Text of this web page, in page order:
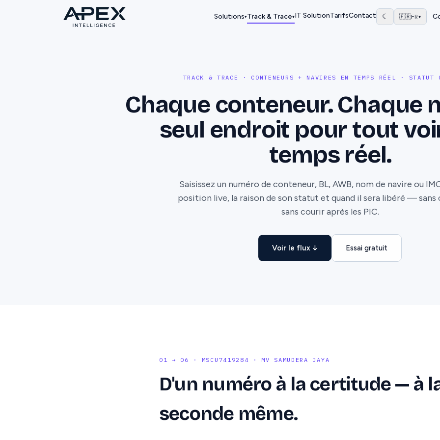
Solutions▾Track & Trace▾IT SolutionTarifsContact ☾ 🇫🇷FR▾
TRACK & TRACE · CONTENEURS + NAVIRES EN TEMPS RÉEL ·
Chaque conteneur. Chaque
seul endroit pour tout
temps réel.
Saisissez un numéro de conteneur, BL, AWB, nom de navire ou
position live, la raison de son statut et quand il sera libéré — sans
sans courir après les PIC.
Voir le flux ↓ Essai gratuit
01 → 06 · MSCU7419284 · MV SAMUDERA JAYA
D'un numéro à la certitude — à
seconde même.